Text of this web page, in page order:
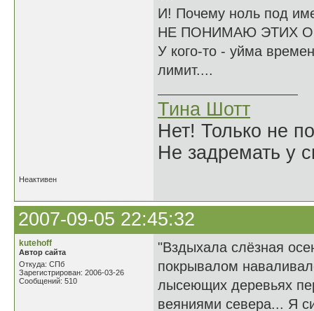
И! Почему ноль под
НЕ ПОНИМАЮ ЭТИХ
У кого-то - уйма
лимит....
Тина Шотт
Нет! Только не
Не задремать у
Неактивен
2007-09-05 22:45:32
kutehoff
Автор сайта
Откуда: СПб
Зарегистрирован: 2006-03-26
Сообщений: 510
"Вздыхала слёзная
покрывалом
лысеющих деревьях
веяниями севера... Я